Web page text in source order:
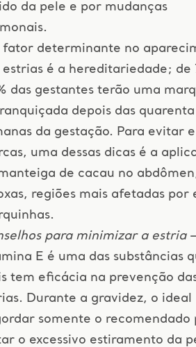
da pele e por mudanças
fator determinante no
estrias é a hereditariedade; de
das gestantes terão uma
depois das quarenta
da gestação. Para evitar
uma dessas dicas é a
de cacau no
regiões mais afetadas por
para minimizar a estria
E é uma das substâncias
tem eficácia na prevenção
Durante a gravidez, o ideal
somente o recomendado
o excessivo estiramento da